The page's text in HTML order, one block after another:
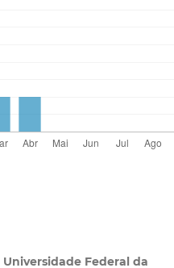
Universidade Federal da